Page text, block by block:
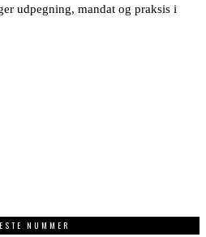
udpegning, mandat og praksis i
NUMMER